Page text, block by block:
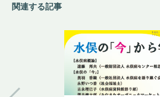
関連する記事